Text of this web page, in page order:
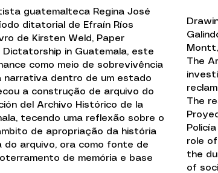
guatemalteca Regina José
ditatorial de Efraín Ríos
de Kirsten Weld, Paper
in Guatemala, este
como meio de sobrevivência
narrativa dentro de um estado
a construção de arquivo do
del Archivo Histórico de la
tecendo uma reflexão sobre o
de apropriação da história
arquivo, ora como fonte de
de memória e base
The
The
role
the
of